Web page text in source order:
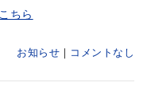
ちら
お知らせ コメントなし